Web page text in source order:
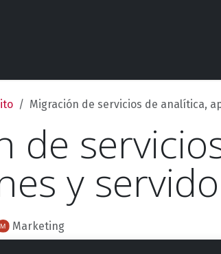
Migración de servicios de analítica,
de
y
Marketing